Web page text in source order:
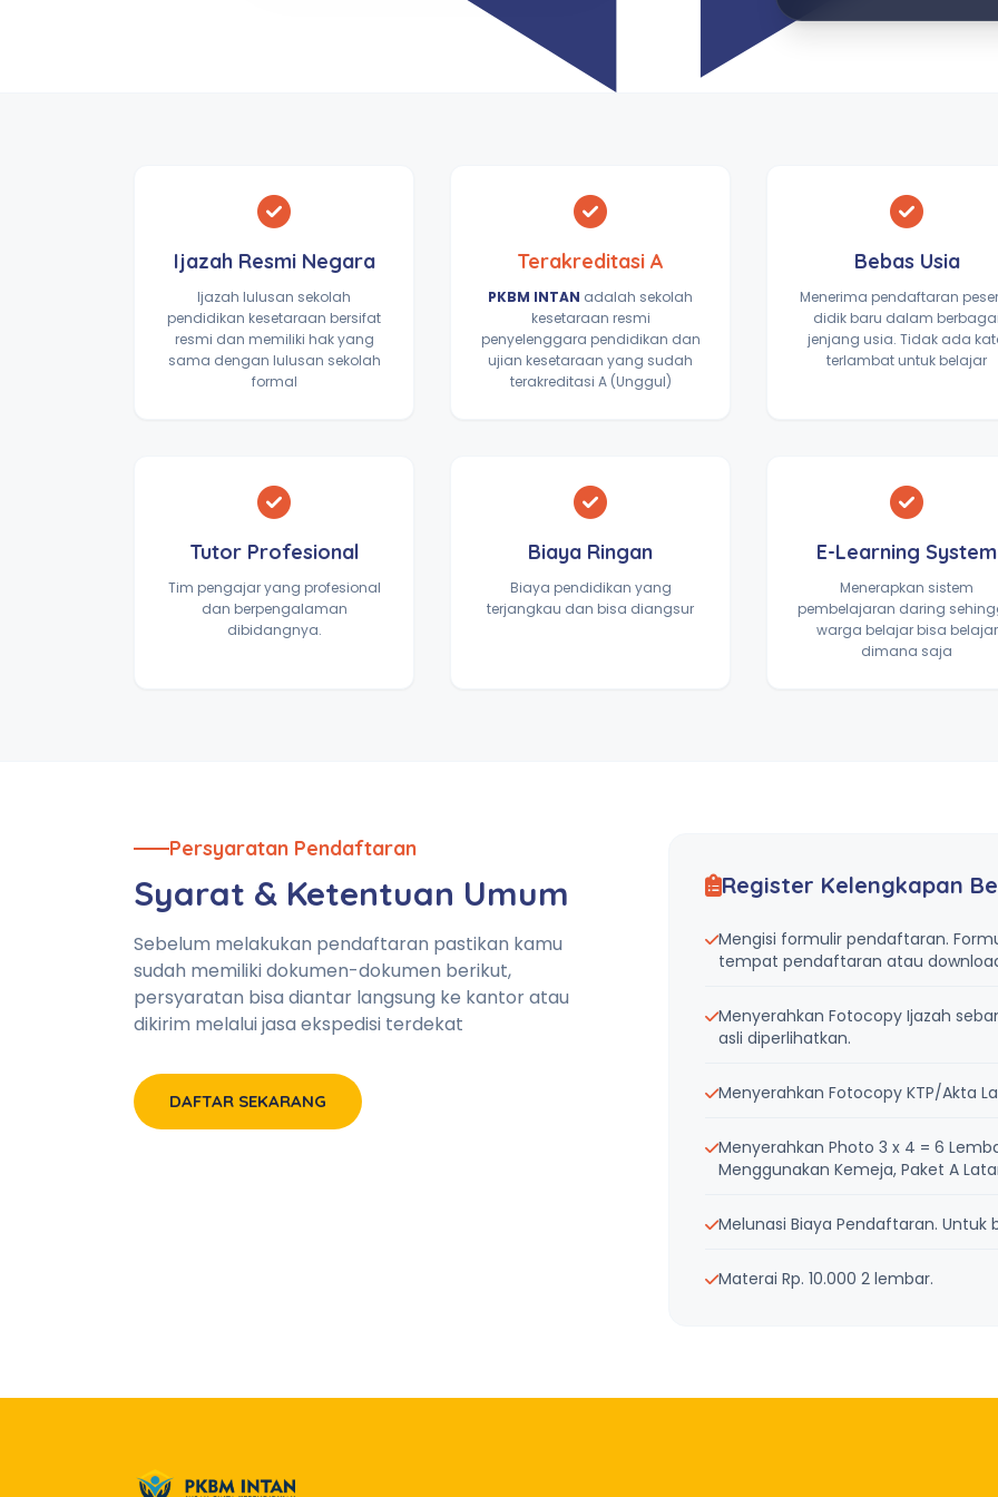
Ijazah Resmi Negara
Ijazah lulusan sekolah
pendidikan kesetaraan bersifat
resmi dan memiliki hak yang
sama dengan lulusan sekolah
formal
Terakreditasi A
PKBM INTAN adalah sekolah
kesetaraan resmi
penyelenggara pendidikan dan
ujian kesetaraan yang sudah
terakreditasi A (Unggul)
Bebas Usia
Menerima pendaftaran
didik baru dalam
jenjang usia. Tidak ada
terlambat untuk belajar
Tutor Profesional
Tim pengajar yang profesional
dan berpengalaman
dibidangnya.
Biaya Ringan
Biaya pendidikan yang
terjangkau dan bisa diangsur
E-Learning System
Menerapkan sistem
pembelajaran daring
warga belajar bisa belajar
dimana saja
Persyaratan Pendaftaran
Syarat & Ketentuan Umum
Sebelum melakukan pendaftaran pastikan kamu
sudah memiliki dokumen-dokumen berikut,
persyaratan bisa diantar langsung ke kantor atau
dikirim melalui jasa ekspedisi terdekat
DAFTAR SEKARANG
Register Kelengkapan
Mengisi formulir pendaftaran.
tempat pendaftaran atau
Menyerahkan Fotocopy Ijazah
asli diperlihatkan.
Menyerahkan Fotocopy KTP/Akta
Menyerahkan Photo 3 x 4 = 6
Menggunakan Kemeja, Paket A
Melunasi Biaya Pendaftaran. Untuk
Materai Rp. 10.000 2 lembar.